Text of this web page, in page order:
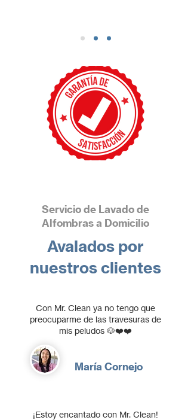
Servicio de Lavado de
Alfombras a Domicilio
Avalados por
nuestros clientes
Con Mr. Clean ya no tengo que
preocuparme de las travesuras de
mis peludos 🐶❤️❤️
María Cornejo
¡Estoy encantado con Mr. Clean!